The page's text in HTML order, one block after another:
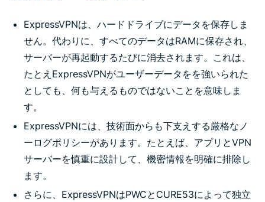
ExpressVPNは、ハードドライブにデータを保存しま
せん。代わりに、すべてのデータはRAMに保存され、
サーバーが再起動するたびに消去されます。これは、
たとえExpressVPNがユーザーデータをを強いられた
としても、何も与えるものではないことを意味しま
す。
ExpressVPNには、技術面からも下支えする厳格なノ
ーログポリシーがあります。たとえば、アプリとVPN
サーバーを慎重に設計して、機密情報を明確に排除し
ます。
さらに、ExpressVPNはPWCとCURE53によって独立